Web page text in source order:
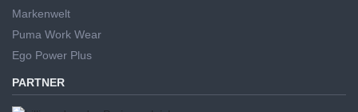
Markenwelt
Puma Work Wear
Ego Power Plus
PARTNER